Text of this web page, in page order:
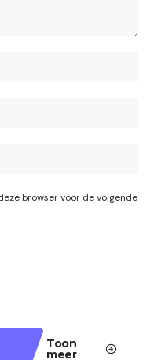
browser voor de volgende
Toon
meer